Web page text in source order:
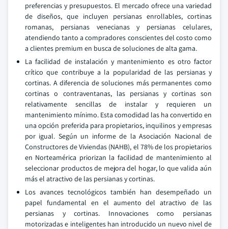
preferencias y presupuestos. El mercado ofrece una variedad
de diseños, que incluyen persianas enrollables, cortinas
romanas, persianas venecianas y persianas celulares,
atendiendo tanto a compradores conscientes del costo como
a clientes premium en busca de soluciones de alta gama.
La facilidad de instalación y mantenimiento es otro factor
crítico que contribuye a la popularidad de las persianas y
cortinas. A diferencia de soluciones más permanentes como
cortinas o contraventanas, las persianas y cortinas son
relativamente sencillas de instalar y requieren un
mantenimiento mínimo. Esta comodidad las ha convertido en
una opción preferida para propietarios, inquilinos y empresas
por igual. Según un informe de la Asociación Nacional de
Constructores de Viviendas (NAHB), el 78% de los propietarios
en Norteamérica priorizan la facilidad de mantenimiento al
seleccionar productos de mejora del hogar, lo que valida aún
más el atractivo de las persianas y cortinas.
Los avances tecnológicos también han desempeñado un
papel fundamental en el aumento del atractivo de las
persianas y cortinas. Innovaciones como persianas
motorizadas e inteligentes han introducido un nuevo nivel de